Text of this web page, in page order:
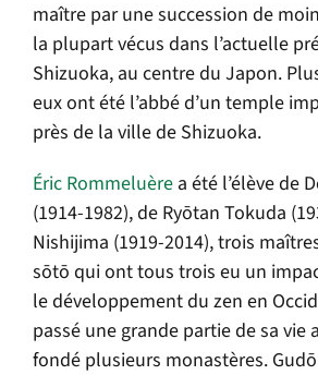
maître par une succession de
la plupart vécus dans l’actuelle
Shizuoka, au centre du Japon.
eux ont été l’abbé d’un temple
près de la ville de Shizuoka.
Éric Rommeluèrea été l’élève de
(1914-1982), de Ryōtan Tokuda
Nishijima (1919-2014), trois
sōtō qui ont tous trois eu un
le développement du zen en
passé une grande partie de sa vie
fondé plusieurs monastères.